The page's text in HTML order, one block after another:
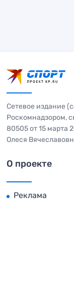
Сетевое издание
Роскомнадзором,
80505 от 15 марта
Олеся
О проекте
Реклама